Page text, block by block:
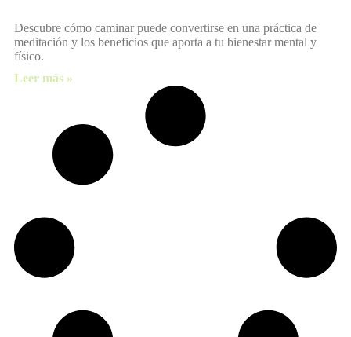
Descubre cómo caminar puede convertirse en una práctica de
meditación y los beneficios que aporta a tu bienestar mental y
físico.
Leer más »